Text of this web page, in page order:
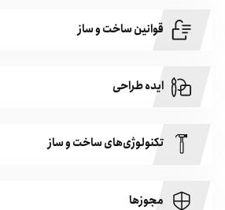
قوانین ساخت و ساز
ایده طراحی
تکنولوژی‌های ساخت و ساز
مجوزها